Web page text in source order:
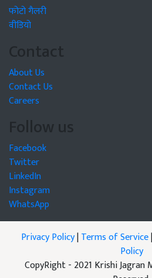
फोटो गैलरी
वीडियो
Contact
About Us
Contact Us
Careers
Follow us
Facebook
Twitter
LinkedIn
Instagram
WhatsApp
Privacy Policy|Terms of Service|
Policy
CopyRight - 2021 Krishi Jagran